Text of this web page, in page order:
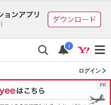
i
ログイン